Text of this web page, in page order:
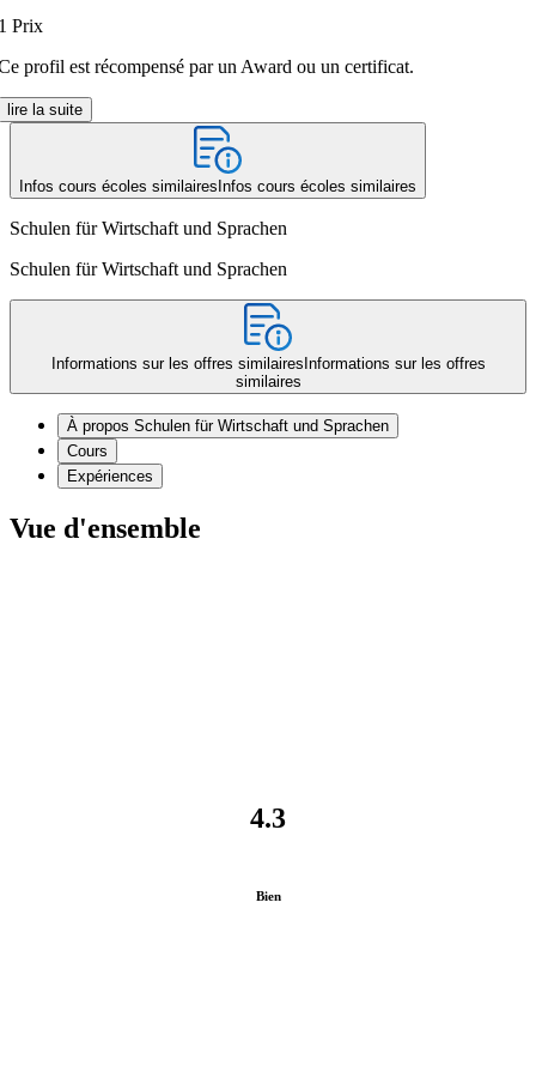
Prix
profil est récompensé par un Award ou un certificat.
lire la suite
Infos cours écoles similaires Infos cours écoles similaires
Schulen für Wirtschaft und Sprachen
Schulen für Wirtschaft und Sprachen
Informations sur les offres similaires Informations sur les offres
similaires
À propos Schulen für Wirtschaft und Sprachen
Cours
Expériences
Vue d'ensemble
4.3
Bien